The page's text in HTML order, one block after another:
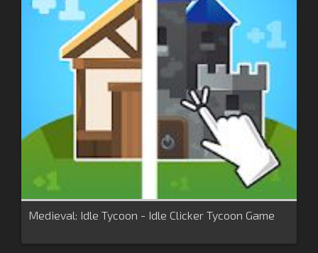
Medieval: Idle Tycoon - Idle Clicker Tycoon Game